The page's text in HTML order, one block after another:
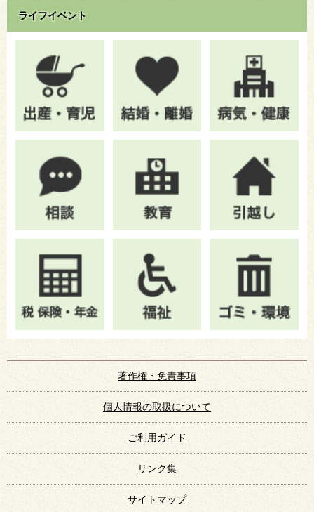
ライフイベント
著作権・免責事項
個人情報の取扱について
ご利用ガイド
リンク集
サイトマップ